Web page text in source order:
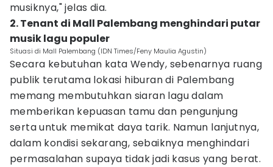
musiknya," jelas dia.
2. Tenant di Mall Palembang menghindari putar
musik lagu populer
Situasi di Mall Palembang (IDN Times/Feny Maulia Agustin)
Secara kebutuhan kata Wendy, sebenarnya ruang
publik terutama lokasi hiburan di Palembang
memang membutuhkan siaran lagu dalam
memberikan kepuasan tamu dan pengunjung
serta untuk memikat daya tarik. Namun lanjutnya,
dalam kondisi sekarang, sebaiknya menghindari
permasalahan supaya tidak jadi kasus yang berat.